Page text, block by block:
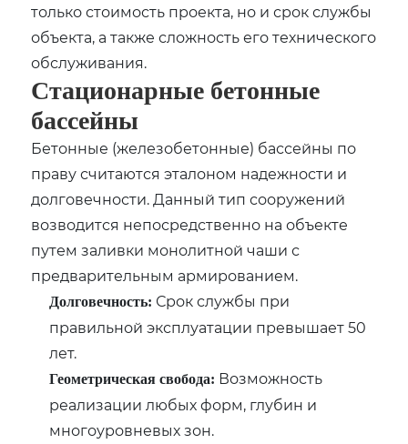
только стоимость проекта, но и срок службы
объекта, а также сложность его технического
обслуживания.
Стационарные бетонные
бассейны
Бетонные (железобетонные) бассейны по
праву считаются эталоном надежности и
долговечности. Данный тип сооружений
возводится непосредственно на объекте
путем заливки монолитной чаши с
предварительным армированием.
Долговечность: Срок службы при
правильной эксплуатации превышает 50
лет.
Геометрическая свобода: Возможность
реализации любых форм, глубин и
многоуровневых зон.